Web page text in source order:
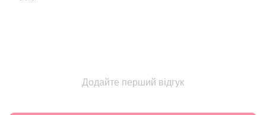
Додайте перший відгук